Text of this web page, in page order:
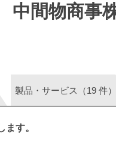
中間物商事
製品・サービス（19 件）
す。